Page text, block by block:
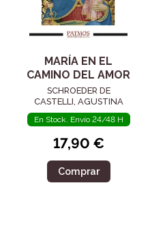
MARÍA EN EL
CAMINO DEL AMOR
SCHROEDER DE
CASTELLI, AGUSTINA
En Stock. Envío 24/48 H
17,90 €
Comprar